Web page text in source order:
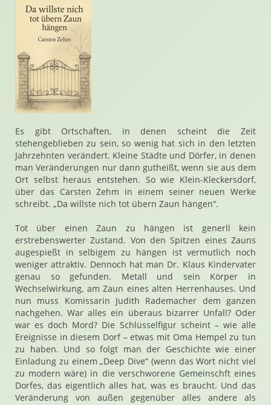
Es gibt Ortschaften, in denen scheint die Zeit
stehengeblieben zu sein, so wenig hat sich in den letzten
Jahrzehnten verändert. Kleine Städte und Dörfer, in denen
man Veränderungen nur dann gutheißt, wenn sie aus dem
Ort selbst heraus entstehen. So wie Klein-Kleckersdorf,
über das Carsten Zehm in einem seiner neuen Werke
schreibt. „Da willste nich tot übern Zaun hängen“.
Tot über einen Zaun zu hängen ist generll kein
erstrebenswerter Zustand. Von den Spitzen eines Zauns
augespießt in selbigem zu hängen ist vermutlich noch
weniger attraktiv. Dennoch hat man Dr. Klaus Kindervater
genau so gefunden. Metall und sein Körper in
Wechselwirkung, am Zaun eines alten Herrenhauses. Und
nun muss Komissarin Judith Rademacher dem ganzen
nachgehen. War alles ein überaus bizarrer Unfall? Oder
war es doch Mord? Die Schlüsselfigur scheint – wie alle
Ereignisse in diesem Dorf – etwas mit Oma Hempel zu tun
zu haben. Und so folgt man der Geschichte wie einer
Einladung zu einem „Deep Dive“ (wenn das Wort nicht viel
zu modern wäre) in die verschworene Gemeinschft eines
Dorfes, das eigentlich alles hat, was es braucht. Und das
Veränderung von außen gegenüber alles andere als